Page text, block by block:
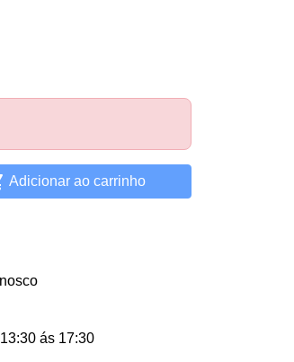
Adicionar ao carrinho
ás 17:30